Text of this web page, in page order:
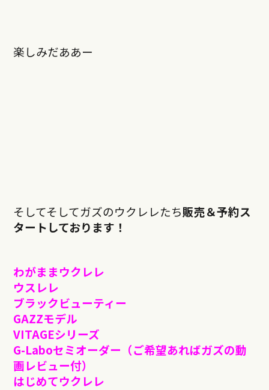
楽しみだああー
そしてそしてガズのウクレレたち販売＆予約ス
タートしております！
わがままウクレレ
ウスレレ
ブラックビューティー
GAZZモデル
VITAGEシリーズ
G-Laboセミオーダー（ご希望あればガズの動
画レビュー付）
はじめてウクレレ